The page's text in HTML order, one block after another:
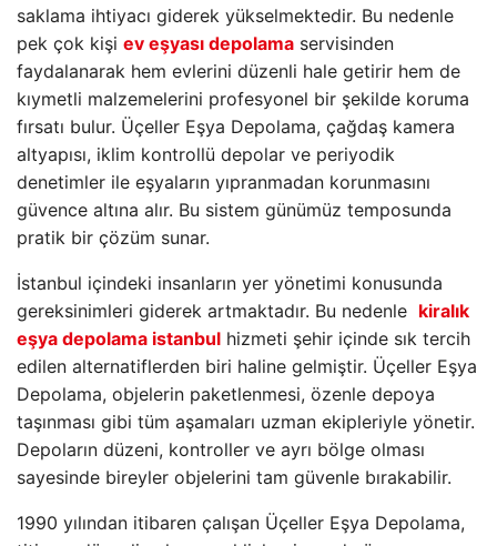
saklama ihtiyacı giderek yükselmektedir. Bu nedenle
pek çok kişi ev eşyası depolama servisinden
faydalanarak hem evlerini düzenli hale getirir hem de
kıymetli malzemelerini profesyonel bir şekilde koruma
fırsatı bulur. Üçeller Eşya Depolama, çağdaş kamera
altyapısı, iklim kontrollü depolar ve periyodik
denetimler ile eşyaların yıpranmadan korunmasını
güvence altına alır. Bu sistem günümüz temposunda
pratik bir çözüm sunar.
İstanbul içindeki insanların yer yönetimi konusunda
gereksinimleri giderek artmaktadır. Bu nedenle kiralık
eşya depolama istanbul hizmeti şehir içinde sık tercih
edilen alternatiflerden biri haline gelmiştir. Üçeller Eşya
Depolama, objelerin paketlenmesi, özenle depoya
taşınması gibi tüm aşamaları uzman ekipleriyle yönetir.
Depoların düzeni, kontroller ve ayrı bölge olması
sayesinde bireyler objelerini tam güvenle bırakabilir.
1990 yılından itibaren çalışan Üçeller Eşya Depolama,